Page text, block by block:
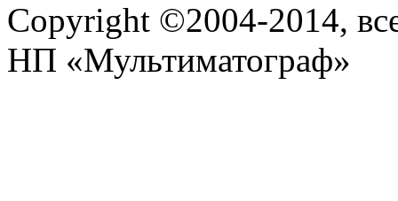
Copyright ©2004-2014,
НП «Мультиматограф»